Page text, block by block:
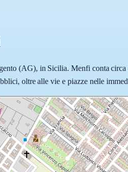
(AG), in Sicilia. Menfi conta
oltre alle vie e piazze nelle